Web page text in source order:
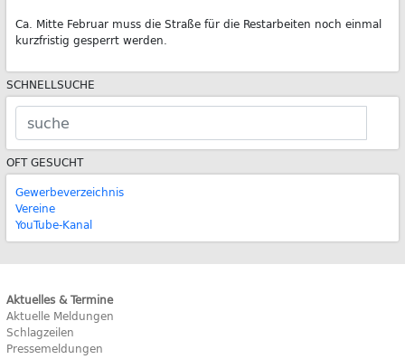
Ca. Mitte Februar muss die Straße für die Restarbeiten noch einmal
kurzfristig gesperrt werden.
SCHNELLSUCHE
OFT GESUCHT
Gewerbeverzeichnis
Vereine
YouTube-Kanal
Aktuelles & Termine
Aktuelle Meldungen
Schlagzeilen
Pressemeldungen